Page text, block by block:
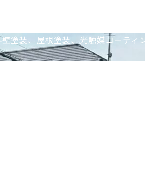
塗装、屋根塗装、光触媒コーテ